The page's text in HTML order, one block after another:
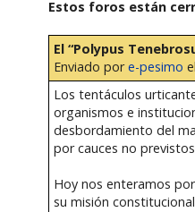
Estos foros están
El “Polypus
Enviado pore-pesimo
Los tentáculos
organismos e
desbordamiento del
por cauces no
Hoy nos enteramos
su misión